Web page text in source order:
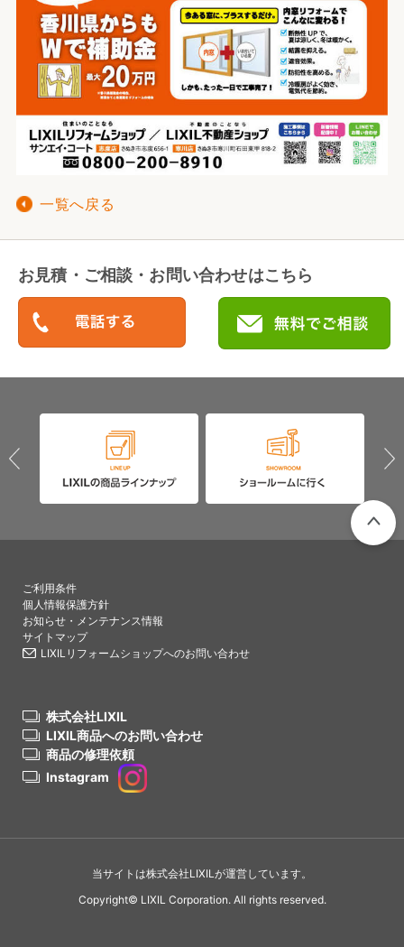
一覧へ戻る
お見積・ご相談・お問い合わせはこちら
ご利用条件
個人情報保護方針
お知らせ・メンテナンス情報
サイトマップ
LIXILリフォームショップへのお問い合わせ
株式会社LIXIL
LIXIL商品へのお問い合わせ
商品の修理依頼
Instagram
当サイトは株式会社LIXILが運営しています。
Copyright© LIXIL Corporation. All rights reserved.